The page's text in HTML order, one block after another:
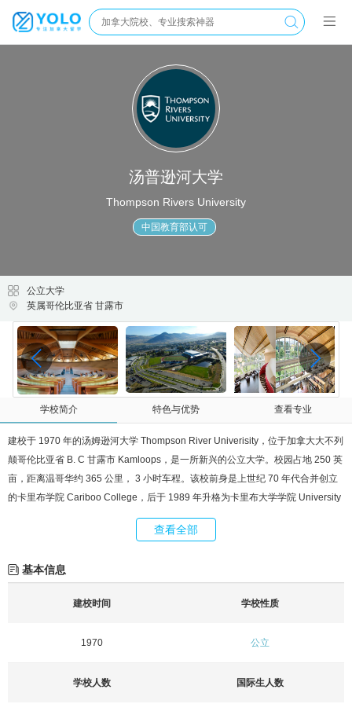
汤普逊河大学
Thompson Rivers University
中国教育部认可
公立大学
英属哥伦比亚省 甘露市
学校简介 特色与优势 查看专业
建校于 1970 年的汤姆逊河大学 Thompson River Univerisity，位于加拿大大不列
颠哥伦比亚省 B. C 甘露市 Kamloops，是一所新兴的公立大学。校园占地 250 英
亩，距离温哥华约 365 公里， 3 小时车程。该校前身是上世纪 70 年代合并创立
的卡里布学院 Cariboo College，后于 1989 年升格为卡里布大学学院 University
College of Cariboo。由于该校本科教育深受学生和教育界认可，并得到加拿大
BC 省政府、加拿大大学与学院协会的高度认可，于 2005 年该校更为现名。这里
来自 85 个国家和地区的 2,000 多名国际学生。汤姆逊河大学的教育系统结合了
学位 Bachelor Degree、大学转学 University Transfer、学院 College Diploma、
动、学术、娱乐及现在化服务设施供学生使用及参与外，学校的教职人员有相当
规模的游泳池和娱乐设施、体育馆（健身机构，壁球，回力球）、剧院、图书
查看全部
基本信息
建校时间
1970
学校性质
公立
学校人数 国际生人数